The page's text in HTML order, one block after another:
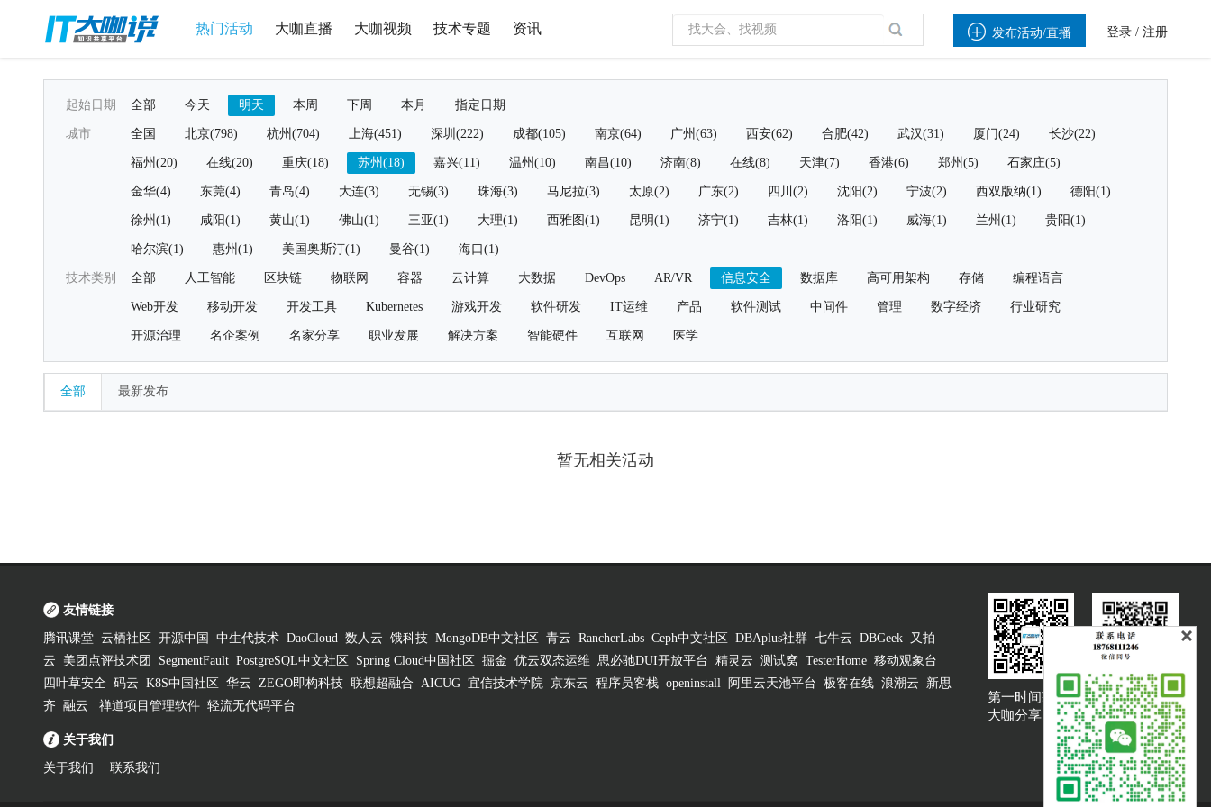
热门活动 大咖直播 大咖视频 技术专题 资讯  发布活动/直播 登录 / 注册
起始日期 全部 今天 明天 本周 下周 本月 指定日期
城市 全国 北京(798) 杭州(704) 上海(451) 深圳(222) 成都(105) 南京(64) 广州(63) 西安(62) 合肥(42) 武汉(31) 厦门(24) 长沙(22)
福州(20) 在线(20) 重庆(18) 苏州(18) 嘉兴(11) 温州(10) 南昌(10) 济南(8) 在线(8) 天津(7) 香港(6) 郑州(5) 石家庄(5)
金华(4) 东莞(4) 青岛(4) 大连(3) 无锡(3) 珠海(3) 马尼拉(3) 太原(2) 广东(2) 四川(2) 沈阳(2) 宁波(2) 西双版纳(1) 德阳(1)
徐州(1) 咸阳(1) 黄山(1) 佛山(1) 三亚(1) 大理(1) 西雅图(1) 昆明(1) 济宁(1) 吉林(1) 洛阳(1) 威海(1) 兰州(1) 贵阳(1)
哈尔滨(1) 惠州(1) 美国奥斯汀(1) 曼谷(1) 海口(1)
技术类别 全部 人工智能 区块链 物联网 容器 云计算 大数据 DevOps AR/VR 信息安全 数据库 高可用架构 存储 编程语言
Web开发 移动开发 开发工具 Kubernetes 游戏开发 软件研发 IT运维 产品 软件测试 中间件 管理 数字经济 行业研究
开源治理 名企案例 名家分享 职业发展 解决方案 智能硬件 互联网 医学
全部 最新发布
暂无相关活动
友情链接
腾讯课堂 云栖社区 开源中国 中生代技术 DaoCloud 数人云 饿科技 MongoDB中文社区 青云 RancherLabs Ceph中文社区 DBAplus社群 七牛云 DBGeek
又拍
云
美团点评技术团 SegmentFault PostgreSQL中文社区 Spring Cloud中国社区 掘金 优云双态运维 思必驰DUI开放平台 精灵云 测试窝 TesterHome 移动观象台
四叶草安全 码云 K8S中国社区 华云 ZEGO即构科技 联想超融合 AICUG 宜信技术学院 京东云 程序员客栈 openinstall 阿里云天池平台 极客在线 浪潮云
新思
齐 融云 禅道项目管理软件 轻流无代码平台
关于我们
关于我们 联系我们
第一时间获取
大咖分享资讯
大咖说吐槽客服